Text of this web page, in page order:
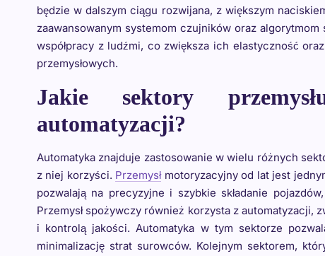
będzie w dalszym ciągu rozwijana, z większym
zaawansowanym systemom czujników oraz
współpracy z ludźmi, co zwiększa ich elastyczność
przemysłowych.
Jakie sektory
automatyzacji?
Automatyka znajduje zastosowanie w wielu różnych
z niej korzyści. Przemysłmotoryzacyjny od lat jest
pozwalają na precyzyjne i szybkie składanie
Przemysł spożywczy również korzysta z automatyzacji,
i kontrolą jakości. Automatyka w tym sektorze
minimalizację strat surowców. Kolejnym sektorem,